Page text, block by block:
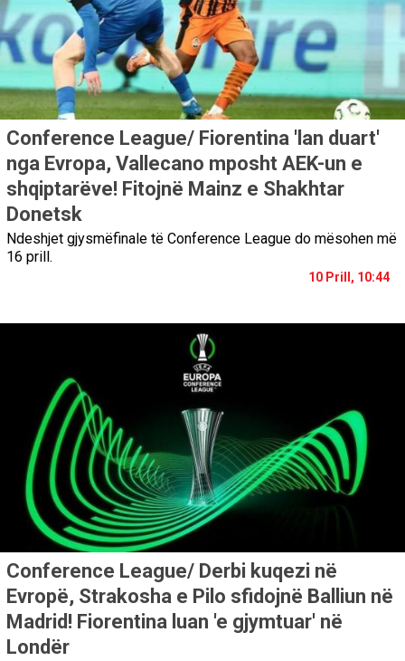
Conference League/ Fiorentina 'lan duart'
nga Evropa, Vallecano mposht AEK-un e
shqiptarëve! Fitojnë Mainz e Shakhtar
Donetsk
Ndeshjet gjysmëfinale të Conference League do mësohen më
16 prill.
10 Prill, 10:44
Conference League/ Derbi kuqezi në
Evropë, Strakosha e Pilo sfidojnë Balliun në
Madrid! Fiorentina luan 'e gjymtuar' në
Londër